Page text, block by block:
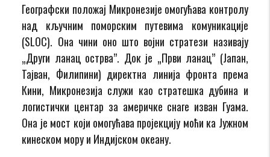
Географски положај Микронезије омогућава контролу
над кључним поморским путевима комуникације
(SLOC). Она чини оно што војни стратези називају
„Други ланац острва”. Док је „Први ланац” (Јапан,
Тајван, Филипини) директна линија фронта према
Кини, Микронезија служи као стратешка дубина и
логистички центар за америчке снаге изван Гуама.
Она је мост који омогућава пројекцију моћи ка Јужном
кинеском мору и Индијском океану.